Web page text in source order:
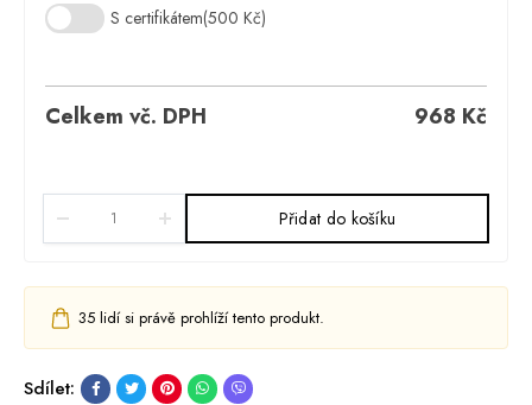
S certifikátem(500 Kč)
Celkem vč. DPH 968 Kč
Přidat do košíku
35 lidí si právě prohlíží tento produkt.
Sdílet: